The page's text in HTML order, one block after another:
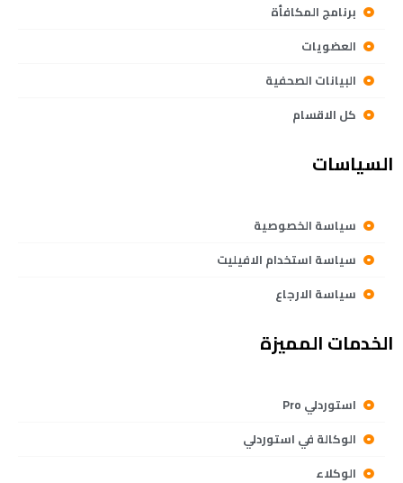
برنامج المكافأة
العضويات
البيانات الصحفية
كل الاقسام
السياسات
سياسة الخصوصية
سياسة استخدام الافيليت
سياسة الارجاع
الخدمات المميزة
استوردلي Pro
الوكالة في استوردلي
الوكلاء